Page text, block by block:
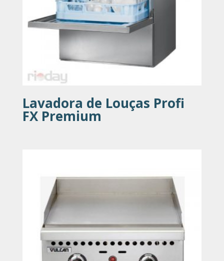
Lavadora de Louças Profi
FX Premium